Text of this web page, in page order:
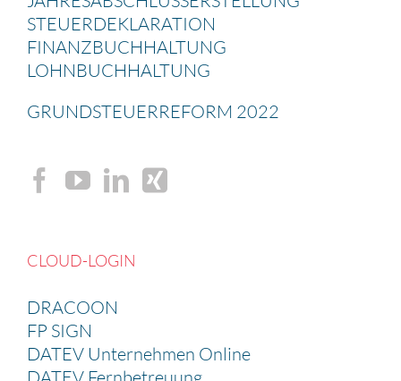
STEUER­DE­KLA­RA­TION
FINANZ­BUCH­HAL­TUNG
LOHNBUCH­HAL­TUNG
GRUND­STEU­ER­RE­FORM 2022
CLOUD-LOGIN
DRACOON
FP SIGN
DATEV Unternehmen Online